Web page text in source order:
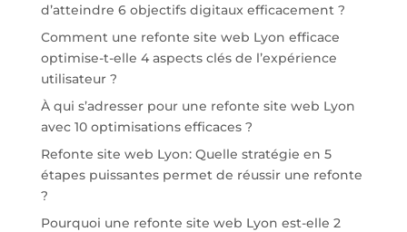
d’atteindre 6 objectifs digitaux efficacement ?
Comment une refonte site web Lyon efficace
optimise-t-elle 4 aspects clés de l’expérience
utilisateur ?
À qui s’adresser pour une refonte site web Lyon
avec 10 optimisations efficaces ?
Refonte site web Lyon: Quelle stratégie en 5
étapes puissantes permet de réussir une refonte
?
Pourquoi une refonte site web Lyon est-elle 2